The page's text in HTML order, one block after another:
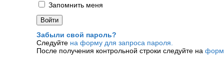
Запомнить меня
Забыли свой пароль?
Следуйте на форму для запроса пароля.
После получения контрольной строки следуйте на